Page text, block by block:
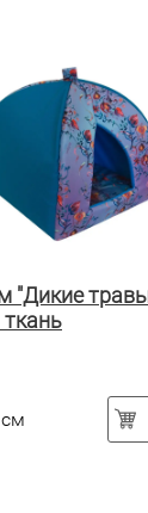
"Дикие